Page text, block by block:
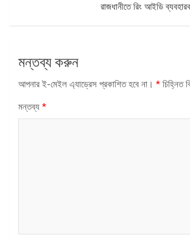
রাজধানীতে রিং আইডি
মন্তব্য করুন
আপনার ই-মেইল এ্যাড্রেস প্রকাশিত হবে না। * চিহ্নিত
মন্তব্য *